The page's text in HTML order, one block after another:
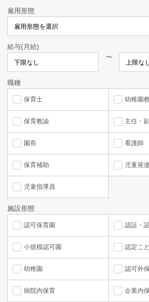
雇用形態
給与(月給)
〜
職種
保育士 幼稚園
保育教諭 主任・
園長 看護師
保育補助 児童発
児童指導員
施設形態
認可保育園 認証・
小規模認可園 認定こ
幼稚園 認可外
病院内保育 企業内